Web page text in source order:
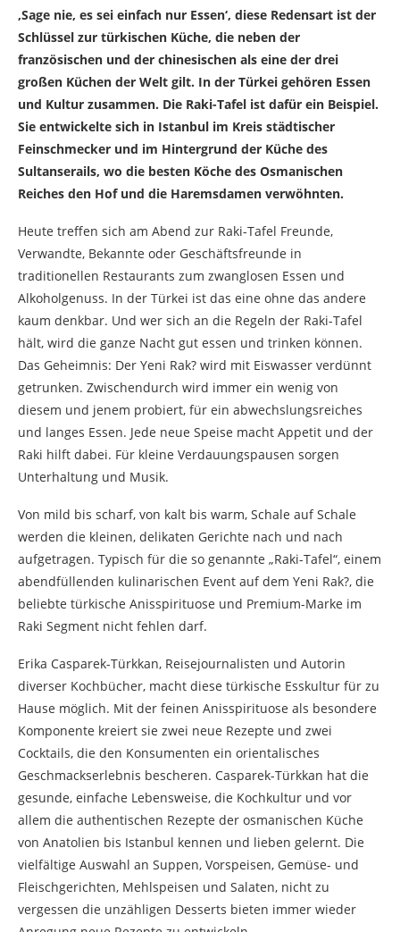
‚Sage nie, es sei einfach nur Essen‘, diese Redensart ist der
Schlüssel zur türkischen Küche, die neben der
französischen und der chinesischen als eine der drei
großen Küchen der Welt gilt. In der Türkei gehören Essen
und Kultur zusammen. Die Raki-Tafel ist dafür ein Beispiel.
Sie entwickelte sich in Istanbul im Kreis städtischer
Feinschmecker und im Hintergrund der Küche des
Sultanserails, wo die besten Köche des Osmanischen
Reiches den Hof und die Haremsdamen verwöhnten.
Heute treffen sich am Abend zur Raki-Tafel Freunde,
Verwandte, Bekannte oder Geschäftsfreunde in
traditionellen Restaurants zum zwanglosen Essen und
Alkoholgenuss. In der Türkei ist das eine ohne das andere
kaum denkbar. Und wer sich an die Regeln der Raki-Tafel
hält, wird die ganze Nacht gut essen und trinken können.
Das Geheimnis: Der Yeni Rak? wird mit Eiswasser verdünnt
getrunken. Zwischendurch wird immer ein wenig von
diesem und jenem probiert, für ein abwechslungsreiches
und langes Essen. Jede neue Speise macht Appetit und der
Raki hilft dabei. Für kleine Verdauungspausen sorgen
Unterhaltung und Musik.
Von mild bis scharf, von kalt bis warm, Schale auf Schale
werden die kleinen, delikaten Gerichte nach und nach
aufgetragen. Typisch für die so genannte „Raki-Tafel“, einem
abendfüllenden kulinarischen Event auf dem Yeni Rak?, die
beliebte türkische Anisspirituose und Premium-Marke im
Raki Segment nicht fehlen darf.
Erika Casparek-Türkkan, Reisejournalisten und Autorin
diverser Kochbücher, macht diese türkische Esskultur für zu
Hause möglich. Mit der feinen Anisspirituose als besondere
Komponente kreiert sie zwei neue Rezepte und zwei
Cocktails, die den Konsumenten ein orientalisches
Geschmackserlebnis bescheren. Casparek-Türkkan hat die
gesunde, einfache Lebensweise, die Kochkultur und vor
allem die authentischen Rezepte der osmanischen Küche
von Anatolien bis Istanbul kennen und lieben gelernt. Die
vielfältige Auswahl an Suppen, Vorspeisen, Gemüse- und
Fleischgerichten, Mehlspeisen und Salaten, nicht zu
vergessen die unzähligen Desserts bieten immer wieder